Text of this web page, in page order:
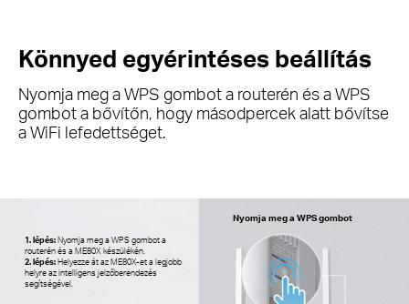
Könnyed egyérintéses beállítás
Nyomja meg a WPS gombot a routerén és a WPS
gombot a bővítőn, hogy másodpercek alatt bővítse
a WiFi lefedettséget.
1. lépés:Nyomja meg a WPS gombot a
routerén és a ME80X készülékén.
2. lépés:Helyezze át az ME80X-et a legjobb
helyre az intelligens jelzőberendezés
segítségével.
Nyomja meg a WPS gombot